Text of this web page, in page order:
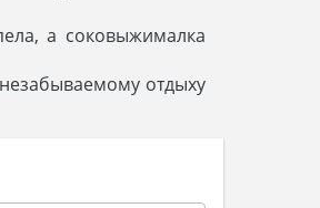
а соковыжималка
отдыху